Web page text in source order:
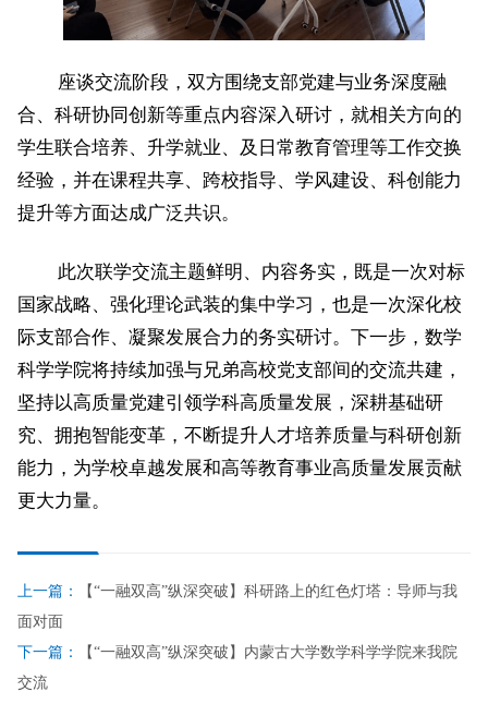
座谈交流阶段，双方围绕支部党建与业务深度融
合、科研协同创新等重点内容深入研讨，就相关方向的
学生联合培养、升学就业、及日常教育管理等工作交换
经验，并在课程共享、跨校指导、学风建设、科创能力
提升等方面达成广泛共识。
此次联学交流主题鲜明、内容务实，既是一次对标
国家战略、强化理论武装的集中学习，也是一次深化校
际支部合作、凝聚发展合力的务实研讨。下一步，数学
科学学院将持续加强与兄弟高校党支部间的交流共建，
坚持以高质量党建引领学科高质量发展，深耕基础研
究、拥抱智能变革，不断提升人才培养质量与科研创新
能力，为学校卓越发展和高等教育事业高质量发展贡献
更大力量。
上一篇：
【“一融双高”纵深突破】科研路上的红色灯塔：导师与我
面对面
下一篇：
【“一融双高”纵深突破】内蒙古大学数学科学学院来我院
交流